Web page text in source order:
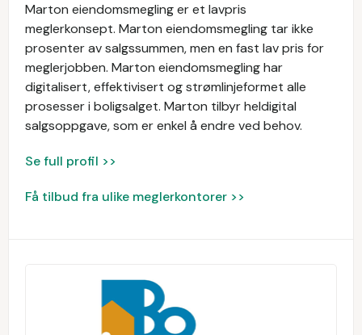
Marton eiendomsmegling er et lavpris
meglerkonsept. Marton eiendomsmegling tar ikke
prosenter av salgssummen, men en fast lav pris for
meglerjobben. Marton eiendomsmegling har
digitalisert, effektivisert og strømlinjeformet alle
prosesser i boligsalget. Marton tilbyr heldigital
salgsoppgave, som er enkel å endre ved behov.
Se full profil >>
Få tilbud fra ulike meglerkontorer >>